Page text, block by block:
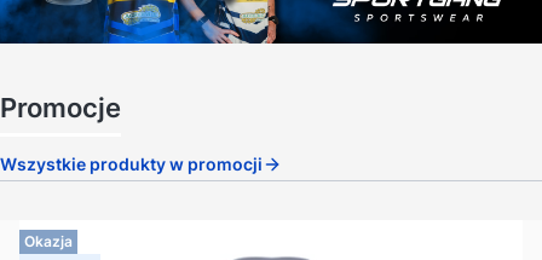
Promocje
Wszystkie produkty w promocji
Okazja